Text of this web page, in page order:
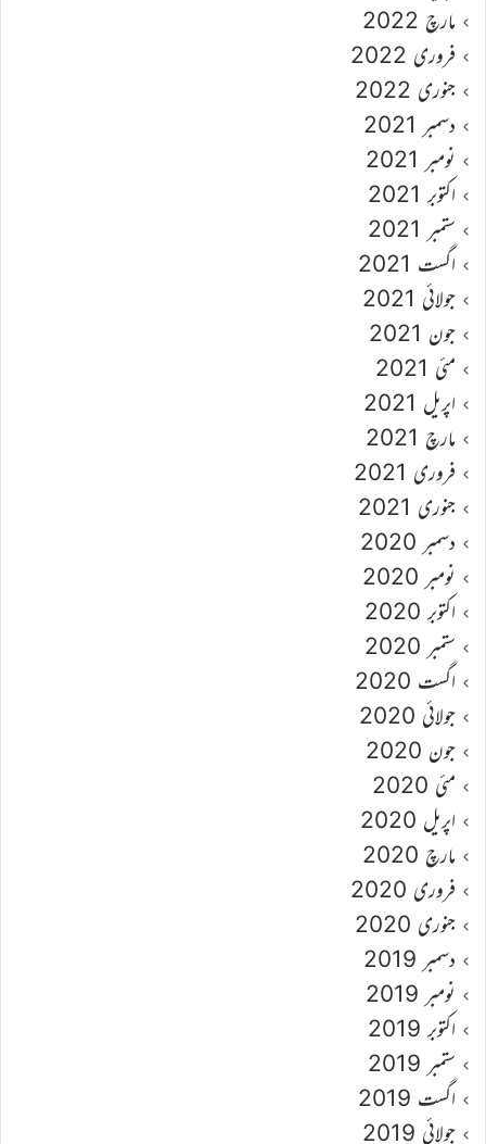
مارچ 2022
فروری 2022
جنوری 2022
دسمبر 2021
نومبر 2021
اکتوبر 2021
ستمبر 2021
اگست 2021
جولائی 2021
جون 2021
مئی 2021
اپریل 2021
مارچ 2021
فروری 2021
جنوری 2021
دسمبر 2020
نومبر 2020
اکتوبر 2020
ستمبر 2020
اگست 2020
جولائی 2020
جون 2020
مئی 2020
اپریل 2020
مارچ 2020
فروری 2020
جنوری 2020
دسمبر 2019
نومبر 2019
اکتوبر 2019
ستمبر 2019
اگست 2019
جولائی 2019